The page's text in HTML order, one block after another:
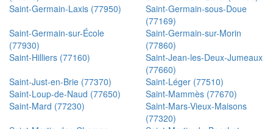
Saint-Germain-Laxis (77950)
Saint-Germain-sous-Doue
(77169)
Saint-Germain-sur-École
(77930)
Saint-Germain-sur-Morin
(77860)
Saint-Hilliers (77160)
Saint-Jean-les-Deux-Jumeaux
(77660)
Saint-Just-en-Brie (77370)
Saint-Léger (77510)
Saint-Loup-de-Naud (77650)
Saint-Mammès (77670)
Saint-Mard (77230)
Saint-Mars-Vieux-Maisons
(77320)